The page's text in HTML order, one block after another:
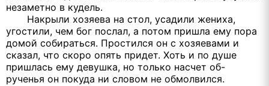
незаметно в кудель.
Накрыли хозяева на стол, усадили жениха,
угостили, чем бог послал, а потом пришла ему пора
домой собираться. Простился он с хозяевами и
сказал, что скоро опять придет. Хоть и по душе
пришлась ему девушка, но только насчет об-
рученья он покуда ни словом не обмолвился.